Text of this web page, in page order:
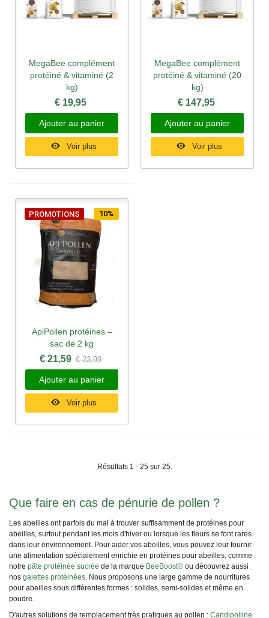
MegaBee complément
protéiné & vitaminé (2
kg)
€ 19,95
Ajouter au panier
Voir plus
MegaBee complément
protéiné & vitaminé (20
kg)
€ 147,95
Ajouter au panier
Voir plus
PROMOTIONS 10%
ApiPollen protéines –
sac de 2 kg
€ 21,59 € 23,99
Ajouter au panier
Voir plus
Résultats 1 - 25 sur 25.
Que faire en cas de pénurie de pollen ?
Les abeilles ont parfois du mal à trouver suffisamment de protéines pour
abeilles, surtout pendant les mois d'hiver ou lorsque les fleurs se font rares
dans leur environnement. Pour aider vos abeilles, vous pouvez leur fournir
une alimentation spécialement enrichie en protéines pour abeilles, comme
notre pâte protéinée sucrée de la marque BeeBoost® ou découvrez aussi
nos galettes protéinées. Nous proposons une large gamme de nourritures
pour abeilles sous différentes formes : solides, semi-solides et même en
poudre.
D'autres solutions de remplacement très pratiques au pollen : Candipolline